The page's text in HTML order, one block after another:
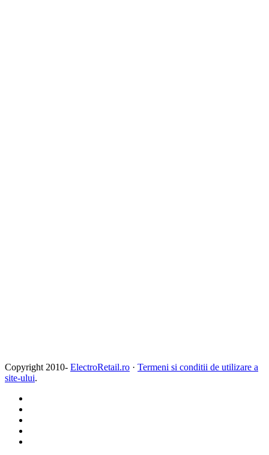
Copyright 2010- ElectroRetail.ro · Termeni si conditii de utilizare a
site-ului.